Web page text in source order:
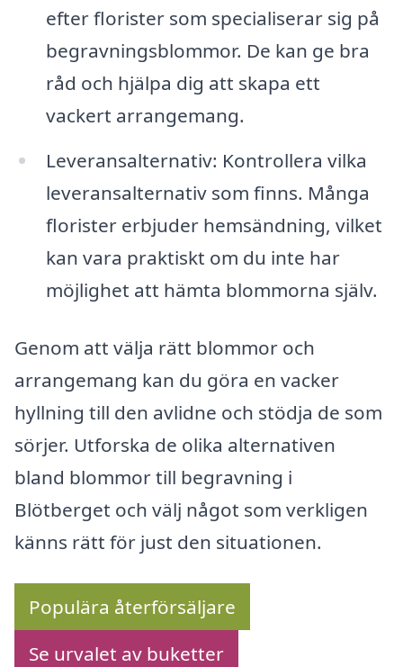
efter florister som specialiserar sig på
begravningsblommor. De kan ge bra
råd och hjälpa dig att skapa ett
vackert arrangemang.
Leveransalternativ: Kontrollera vilka
leveransalternativ som finns. Många
florister erbjuder hemsändning, vilket
kan vara praktiskt om du inte har
möjlighet att hämta blommorna själv.
Genom att välja rätt blommor och
arrangemang kan du göra en vacker
hyllning till den avlidne och stödja de som
sörjer. Utforska de olika alternativen
bland blommor till begravning i
Blötberget och välj något som verkligen
känns rätt för just den situationen.
Populära återförsäljare
Se urvalet av buketter